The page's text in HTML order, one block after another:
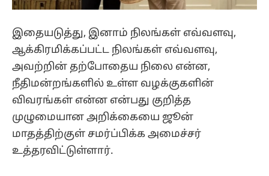
இதையடுத்து, இனாம் நிலங்கள் எவ்வளவு,
ஆக்கிரமிக்கப்பட்ட நிலங்கள் எவ்வளவு,
அவற்றின் தற்போதைய நிலை என்ன,
நீதிமன்றங்களில் உள்ள வழக்குகளின்
விவரங்கள் என்ன என்பது குறித்த
முழுமையான அறிக்கையை ஜூன்
மாதத்திற்குள் சமர்ப்பிக்க அமைச்சர்
உத்தரவிட்டுள்ளார்.